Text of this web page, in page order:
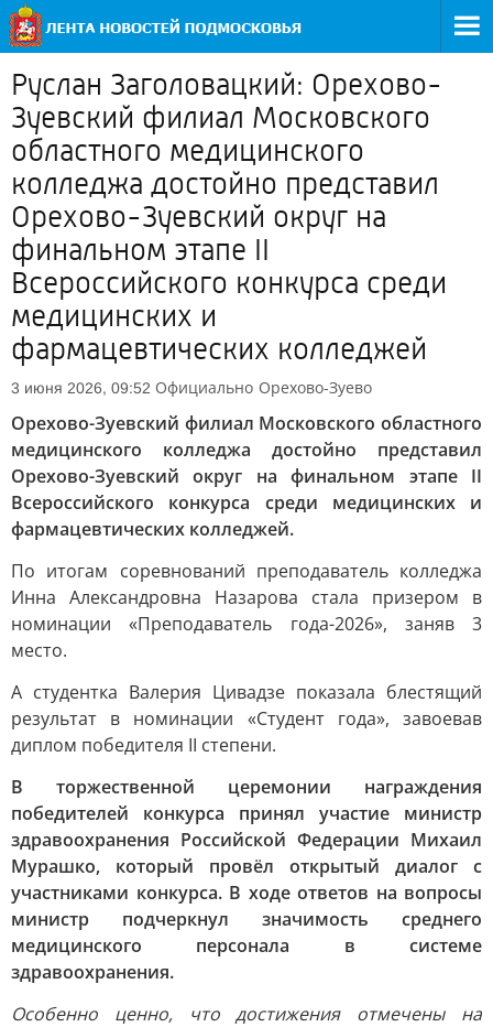
Руслан Заголовацкий: Орехово-
Зуевский филиал Московского
областного медицинского
колледжа достойно представил
Орехово-Зуевский округ на
финальном этапе II
Всероссийского конкурса среди
медицинских и
фармацевтических колледжей
3 июня 2026, 09:52 Официально Орехово-Зуево
Орехово-Зуевский филиал Московского областного
медицинского колледжа достойно представил
Орехово-Зуевский округ на финальном этапе II
Всероссийского конкурса среди медицинских и
фармацевтических колледжей.
По итогам соревнований преподаватель колледжа
Инна Александровна Назарова стала призером в
номинации «Преподаватель года-2026», заняв 3
место.
А студентка Валерия Цивадзе показала блестящий
результат в номинации «Студент года», завоевав
диплом победителя II степени.
В торжественной церемонии награждения
победителей конкурса принял участие министр
здравоохранения Российской Федерации Михаил
Мурашко, который провёл открытый диалог с
участниками конкурса. В ходе ответов на вопросы
министр подчеркнул значимость среднего
медицинского персонала в системе
здравоохранения.
Особенно ценно, что достижения отмечены на